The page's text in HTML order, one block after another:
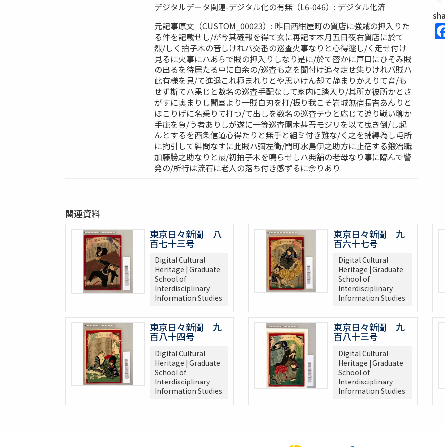
デジタルデータ関連-デジタル化の有無（L6-046）: デジタル化済
元記事原文（CUSTOM_00023）: 昨日西紺屋町の質店に強賊の押入りた
る件を記載せし/が今其確報を得て玄に再記す本月五日夜右質店に於て
烈/しく拍子木の音しけれバ交番の巡査火事なりと心得遽し/く走せ付け
見るに火事にハあらで賊の押入りしなり是に/於て密かに戸口にひそみ賊
の出るを待居たる中に自余の/巡査も之を聞付け追々走せ集りけれバ賊ハ
此有様を見/て進退これ極まれりとや思いけん却て静まりかえりて音/も
せず斯てハ果じと数名の巡査手配なして家内に踏入り/其所か彼所かとさ
がすに奥まりし闇室より一賊白刃を打/振り我こそ岩城無宿長吉あんりと
ほこりげに名乗りて打つ/て出しを数名の巡査テウと応じて遮り戦い聊か
手疵を負/う者ありしが遂に一等巡査園木甚吾モジリを以て曳き倒/し起
んとするを西条信道心得たりと無手と組ミ付き難な/く之を捕縛為し屯所
に拘引して糾問なすに此賊ハ彌左衛/門町水島伊之助方に止宿する鍛冶職
加藤勝之助なりと最/初拍子木を鳴らせしハ典舗の老母なり事に臨んで警
発の/所行は流石に老人の落ち付き感ずるに余りあり
関連資料
東京日々新聞 八
百七十三号
Digital Cultural
Heritage | Graduate
School of
Interdisciplinary
Information Studies
東京日々新聞 九
百六十七号
Digital Cultural
Heritage | Graduate
School of
Interdisciplinary
Information Studies
東京日々新聞 九
百八十四号
Digital Cultural
Heritage | Graduate
School of
Interdisciplinary
Information Studies
東京日々新聞 九
百八十三号
Digital Cultural
Heritage | Graduate
School of
Interdisciplinary
Information Studies